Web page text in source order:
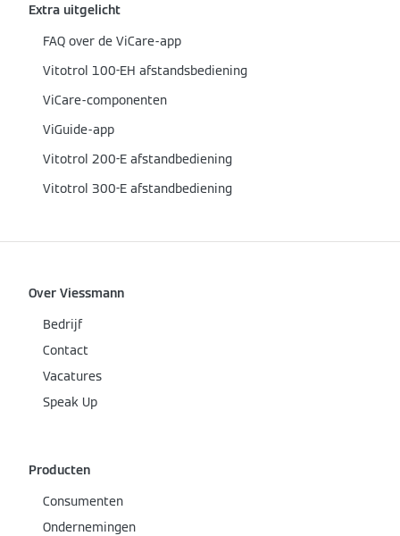
Extra uitgelicht
FAQ over de ViCare-app
Vitotrol 100-EH afstandsbediening
ViCare-componenten
ViGuide-app
Vitotrol 200-E afstandbediening
Vitotrol 300-E afstandbediening
Over Viessmann
Bedrijf
Contact
Vacatures
Speak Up
Producten
Consumenten
Ondernemingen